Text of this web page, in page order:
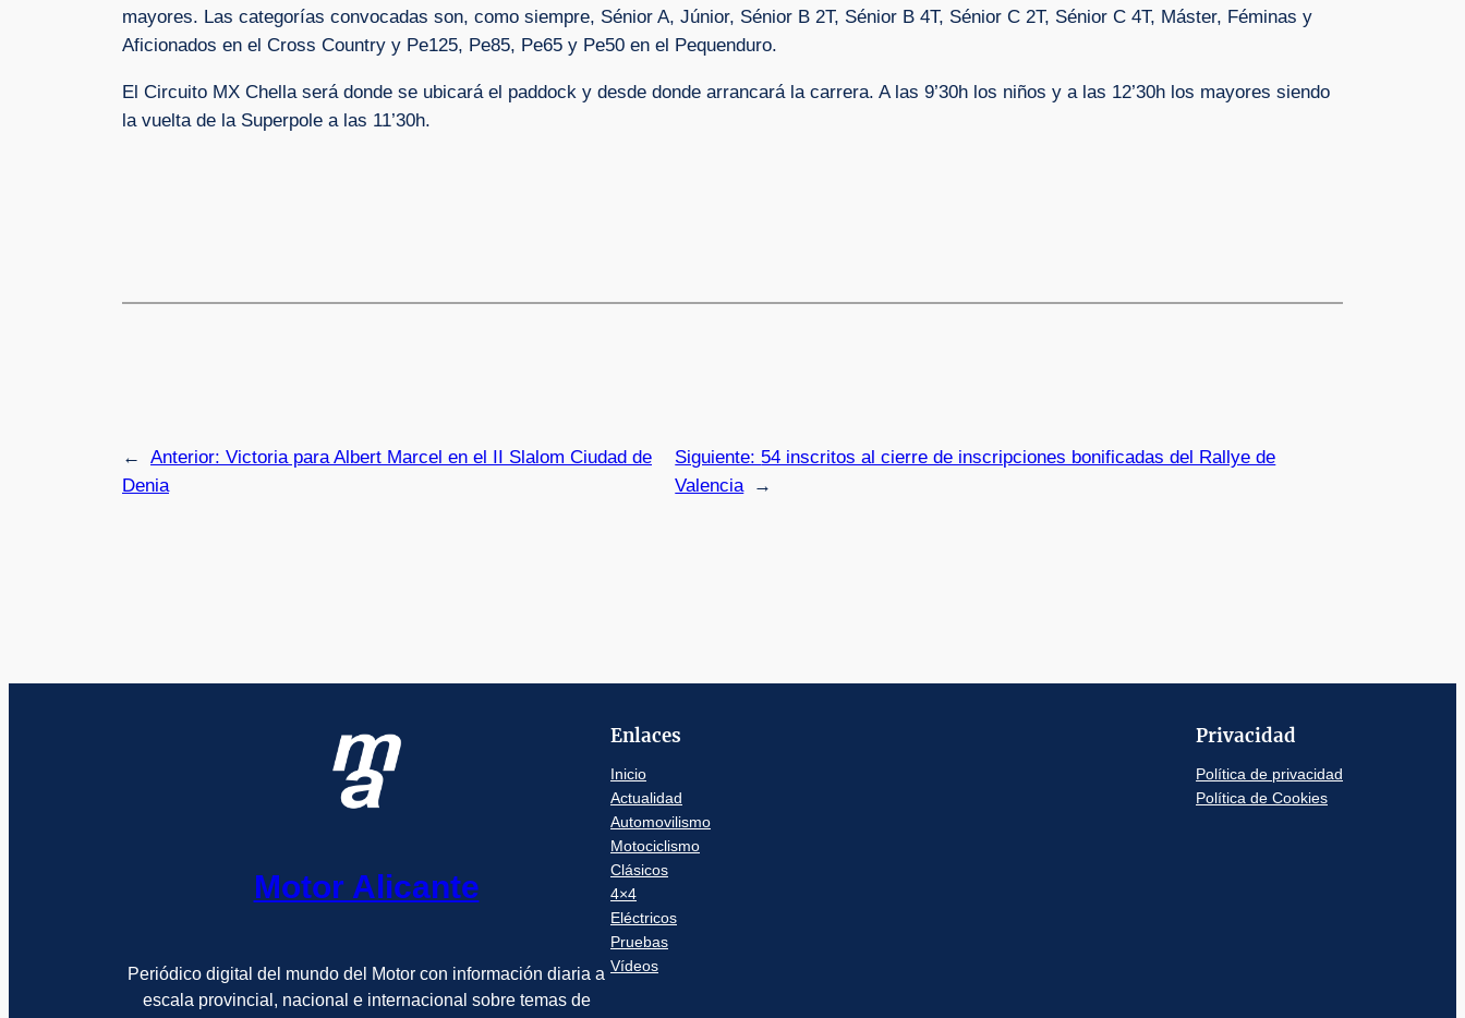
mayores. Las categorías convocadas son, como siempre, Sénior A, Júnior, Sénior B 2T, Sénior B 4T, Sénior C 2T, Sénior C 4T, Máster, Féminas y
Aficionados en el Cross Country y Pe125, Pe85, Pe65 y Pe50 en el Pequenduro.
El Circuito MX Chella será donde se ubicará el paddock y desde donde arrancará la carrera. A las 9’30h los niños y a las 12’30h los mayores siendo
la vuelta de la Superpole a las 11’30h.
← Anterior: Victoria para Albert Marcel en el II Slalom Ciudad de
Denia
Siguiente: 54 inscritos al cierre de inscripciones bonificadas del Rallye de
Valencia
→
Motor Alicante
Periódico digital del mundo del Motor con información diaria a
escala provincial, nacional e internacional sobre temas de
Enlaces
Inicio
Actualidad
Automovilismo
Motociclismo
Clásicos
4×4
Eléctricos
Pruebas
Vídeos
Privacidad
Política de privacidad
Política de Cookies